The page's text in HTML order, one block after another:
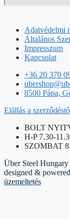
Adatvédelmi
Általános
Impresszum
Kapcsolat
+36 20 370
8500 Pápa,
Elállás a
BOLT
H-P 7.30-
SZOMBAT
Über Steel
designed &
üzemeltetés